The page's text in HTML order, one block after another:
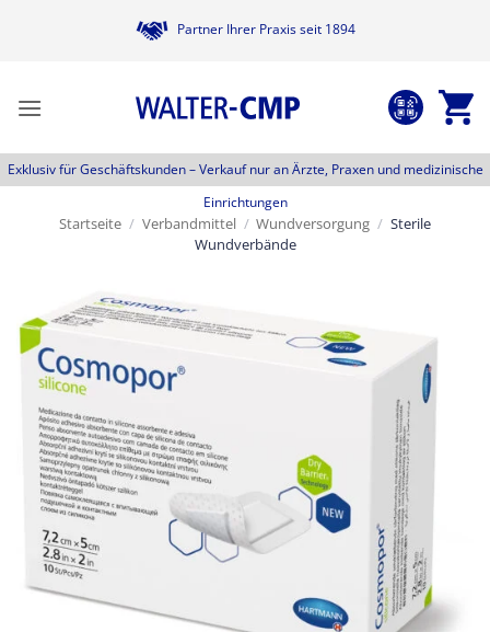
Partner Ihrer Praxis seit 1894
Exklusiv für Geschäftskunden –Verkauf nur an Ärzte, Praxen und medizinische
Einrichtungen
Startseite / Verbandmittel / Wundversorgung / Sterile
Wundverbände